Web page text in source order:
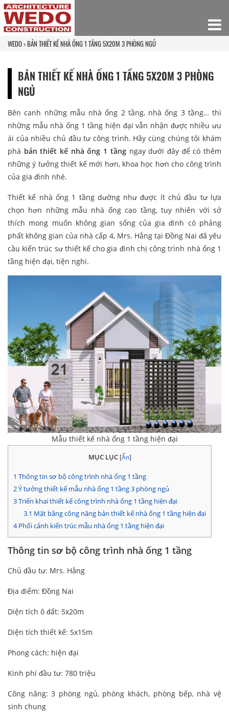
WEDO BẢN THIẾT KẾ NHÀ ỐNG 1 TẦNG 5X20M 3 PHÒNG NGỦ
BẢN THIẾT KẾ NHÀ ỐNG 1 TẦNG 5X20M 3 PHÒNG
NGỦ
Bên canh những mẫu nhà ống 2 tầng, nhà ống 3 tầng… thì
những mẫu nhà ống 1 tầng hiện đại vẫn nhận được nhiều ưu
ái của nhiều chủ đầu tư công trình. Hãy cùng chúng tôi khám
phá bản thiết kế nhà ống 1 tầngngay dưới đây để có thêm
những ý tưởng thiết kế mới hơn, khoa học hơn cho công trình
của gia đình nhé.
Thiết kế nhà ống 1 tầng dường như được ít chủ đầu tư lựa
chọn hơn những mẫu nhà ống cao tầng, tuy nhiên với sở
thích mong muốn không gian sống của gia đình có phảng
phất không gian của nhà cấp 4, Mrs. Hằng tại Đồng Nai đã yêu
cầu kiến trúc sư thiết kế cho gia đình chị công trình nhà ống 1
tầng hiện đại, tiện nghi.
Mẫu thiết kế nhà ống 1 tầng hiện đại
MỤC LỤC [Ẩn]
1 Thông tin sơ bộ công trình nhà ống 1 tầng
2Ý tưởng thiết kế mẫu nhà ống 1 tầng 3 phòng ngủ
3Triển khai thiết kế công trình nhà ống 1 tầng hiện đại
3.1 Mặt bằng công năng bản thiết kế nhà ống 1 tầng hiện đại
4Phối cảnh kiến trúc mẫu nhà ống 1 tầng hiện đại
Thông tin sơ bộ công trình nhà ống 1 tầng
Chủ đầu tư: Mrs. Hằng
Địa điểm: Đồng Nai
Diện tích ô đất: 5x20m
Diện tích thiết kế: 5x15m
Phong cách: hiện đại
Kinh phí đầu tư: 780 triệu
Công năng: 3 phòng ngủ, phòng khách, phòng bếp, nhà vệ
sinh chung